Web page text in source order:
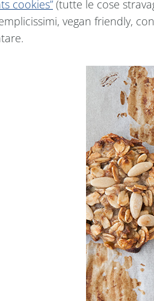
cookies” (tutte le cose
vegan friendly,